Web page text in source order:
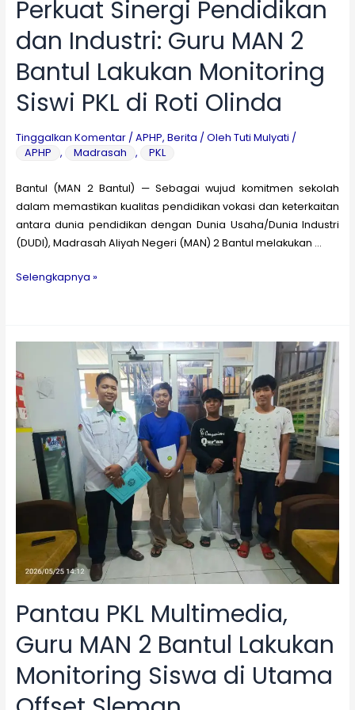
Perkuat Sinergi Pendidikan
dan Industri: Guru MAN 2
Bantul Lakukan Monitoring
Siswi PKL di Roti Olinda
Tinggalkan Komentar / APHP, Berita / Oleh Tuti Mulyati /
APHP
, Madrasah , PKL
Bantul (MAN 2 Bantul) — Sebagai wujud komitmen sekolah
dalam memastikan kualitas pendidikan vokasi dan keterkaitan
antara dunia pendidikan dengan Dunia Usaha/Dunia Industri
(DUDI), Madrasah Aliyah Negeri (MAN) 2 Bantul melakukan …
Perkuat
MAN
2
Bantul
Lakukan
Monitoring
Siswi
Roti
Olinda
Selengkapnya »
Pantau PKL Multimedia,
Guru MAN 2 Bantul Lakukan
Monitoring Siswa di Utama